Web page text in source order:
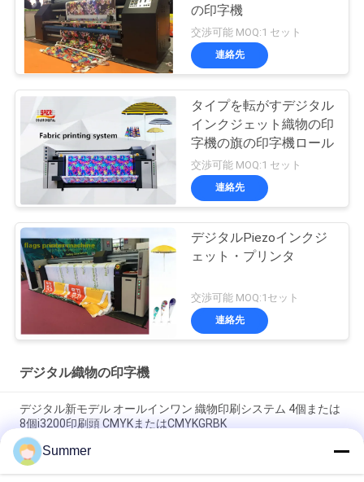
の印字機
交渉可能 MOQ:1 セット
連絡先
タイプを転がすデジタル
インクジェット織物の印
字機の旗の印字機ロール
交渉可能 MOQ:1 セット
連絡先
デジタルPiezoインクジ
ェット・プリンタ
交渉可能 MOQ:1セット
連絡先
デジタル織物の印字機
デジタル新モデル オールインワン 織物印刷システム 4個または
8個i3200印刷頭 CMYKまたはCMYKGRBK
上海 SAER COLOR 4 色または 8 色デジタル繊維印刷システム
3200 ミリメートル大判ファブリックプロッタ
Summer